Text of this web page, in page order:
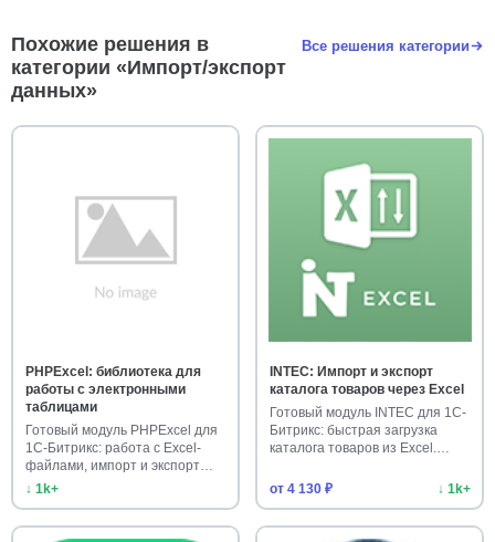
Похожие решения в
категории «Импорт/экспорт
данных»
Все решения категории
PHPExcel: библиотека для
работы с электронными
таблицами
Готовый модуль PHPExcel для
1С-Битрикс: работа с Excel-
файлами, импорт и экспорт…
↓ 1k+
INTEC: Импорт и экспорт
каталога товаров через Excel
Готовый модуль INTEC для 1С-
Битрикс: быстрая загрузка
каталога товаров из Excel.…
от 4 130 ₽ ↓ 1k+